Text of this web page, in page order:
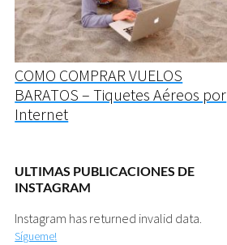
COMO COMPRAR VUELOS
BARATOS – Tiquetes Aéreos por
Internet
ULTIMAS PUBLICACIONES DE
INSTAGRAM
Instagram has returned invalid data.
Sígueme!